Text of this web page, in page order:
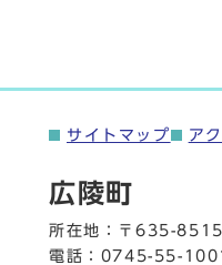
サイトマップ ア
広陵町
所在地：〒635-
電話： 0745-55-